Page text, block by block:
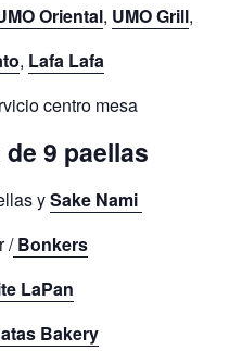
Oriental, UMO Grill,
, Lafa Lafa
centro mesa
9 paellas
ySake Nami
/Bonkers
LaPan
Bakery